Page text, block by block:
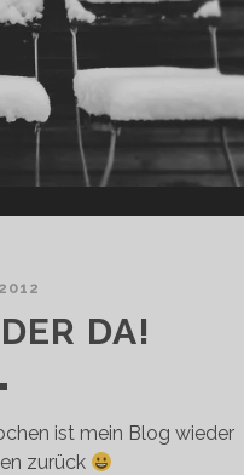
DA!
ist mein Blog wieder
zurück